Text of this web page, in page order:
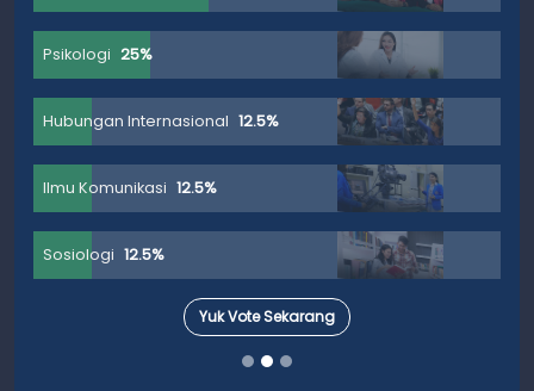
Psikologi 25%
Hubungan Internasional 12.5%
Ilmu Komunikasi 12.5%
Sosiologi 12.5%
Yuk Vote Sekarang